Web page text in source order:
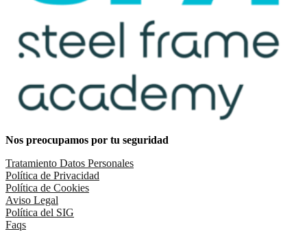
Nos preocupamos por tu seguridad
Tratamiento Datos Personales
Política de Privacidad
Política de Cookies
Aviso Legal
Política del SIG
Faqs